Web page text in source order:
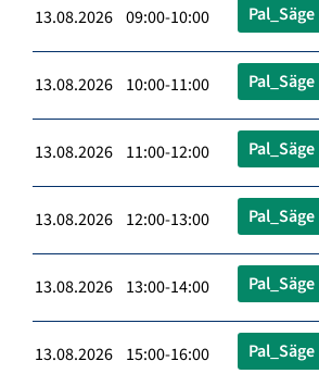
13.08.2026 09:00-10:00 Pal_Säge
13.08.2026 10:00-11:00 Pal_Säge
13.08.2026 11:00-12:00 Pal_Säge
13.08.2026 12:00-13:00 Pal_Säge
13.08.2026 13:00-14:00 Pal_Säge
13.08.2026 15:00-16:00 Pal_Säge